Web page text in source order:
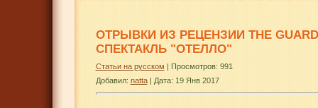
ОТРЫВКИ ИЗ РЕЦЕНЗИИ THE
СПЕКТАКЛЬ "ОТЕЛЛО"
Статьи на русском | Просмотров: 991
Добавил: natta| Дата: 19 Янв 2017